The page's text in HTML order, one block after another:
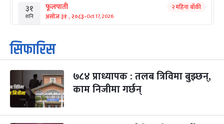
३१
शनि
फूलपाती
असोज ३१ , २०८३-Oct 17, 2026
२ महिना बाँकी
१
आइत
कार्तिक सङ्क्रान्ति
कार्तिक १, २०८३
३
मंगल
महानवमी
कार्तिक ३, २०८३-Oct 20, 2026
२ महिना बाँकी
४
बुध कार्तिक ४, २०८३
सिफारिस
७८४ प्राध्यापक : तलब त्रिविमा बुझ्छन्,
काम निजीमा गर्छन्